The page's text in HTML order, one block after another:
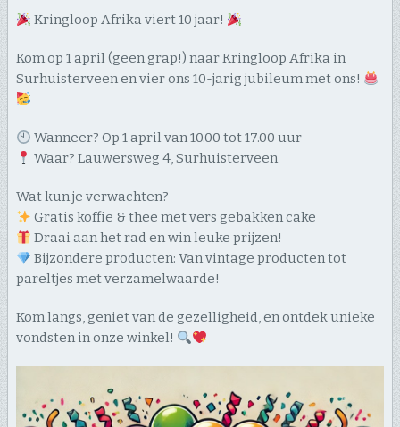
Kringloop Afrika viert 10 jaar!
Kom op 1 april (geen grap!) naar Kringloop Afrika in
Surhuisterveen en vier ons 10-jarig jubileum met ons!
Wanneer? Op 1 april van 10.00 tot 17.00 uur
Waar? Lauwersweg 4, Surhuisterveen
Wat kun je verwachten?
Gratis koffie & thee met vers gebakken cake
Draai aan het rad en win leuke prijzen!
Bijzondere producten: Van vintage producten tot
pareltjes met verzamelwaarde!
Kom langs, geniet van de gezelligheid, en ontdek unieke
vondsten in onze winkel!